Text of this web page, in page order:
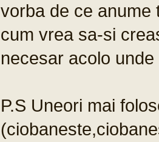
vorba de ce anume
cum vrea sa-si
necesar acolo
P.S Uneori mai